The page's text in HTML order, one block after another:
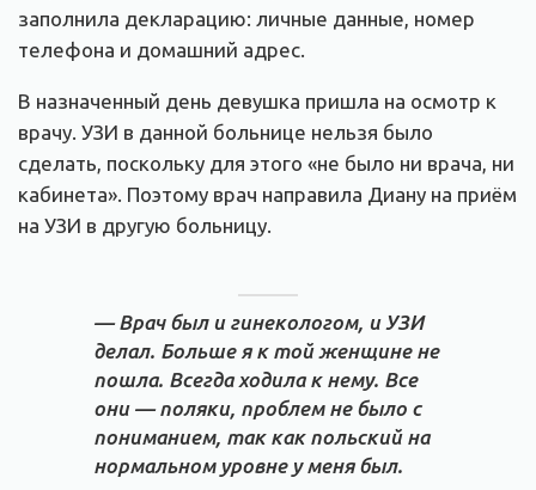
заполнила декларацию: личные данные, номер
телефона и домашний адрес.
В назначенный день девушка пришла на осмотр к
врачу. УЗИ в данной больнице нельзя было
сделать, поскольку для этого «не было ни врача, ни
кабинета». Поэтому врач направила Диану на приём
на УЗИ в другую больницу.
— Врач был и гинекологом, и УЗИ
делал. Больше я к той женщине не
пошла. Всегда ходила к нему. Все
они — поляки, проблем не было с
пониманием, так как польский на
нормальном уровне у меня был.